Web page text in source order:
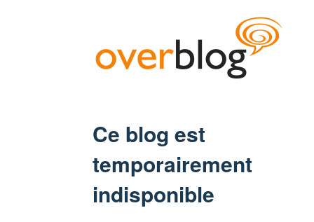
Ce blog est
temporairement
indisponible